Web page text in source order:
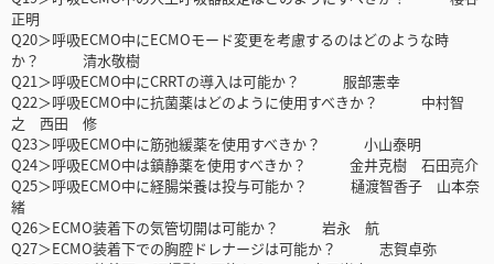
正明
Q20＞呼吸ECMO中にECMOモード変更を考慮するのはどのような時
か？ 清水敬樹
Q21＞呼吸ECMO中にCRRTの導入は可能か？ 服部憲幸
Q22＞呼吸ECMO中に抗菌薬はどのように使用すべきか？ 中村智
之 西田 修
Q23＞呼吸ECMO中に筋弛緩薬を使用すべきか？ 小山泰明
Q24＞呼吸ECMO中は鎮静薬を使用すべきか？ 金井克樹 石田亮介
Q25＞呼吸ECMO中に経腸栄養は投与可能か？ 樋渡智香子 山本奈
緒
Q26＞ECMO装着下の気管切開は可能か？ 岩永 航
Q27＞ECMO装着下での胸腔ドレナージは可能か？ 志賀卓弥